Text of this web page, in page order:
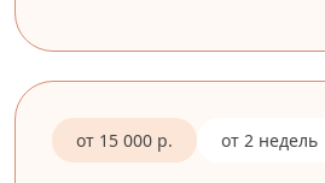
от 15 000 р. от 2 недель